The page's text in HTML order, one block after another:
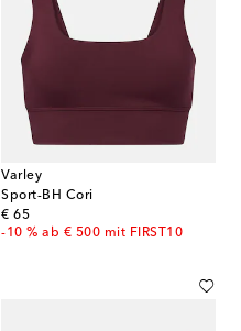
Varley
Sport-BH Cori
€ 65
original price
-10 % ab € 500 mit FIRST10